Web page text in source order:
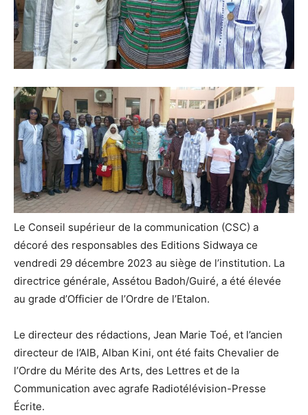
Le Conseil supérieur de la communication (CSC) a
décoré des responsables des Editions Sidwaya ce
vendredi 29 décembre 2023 au siège de l’institution. La
directrice générale, Assétou Badoh/Guiré, a été élevée
au grade d’Officier de l’Ordre de l’Etalon.
Le directeur des rédactions, Jean Marie Toé, et l’ancien
directeur de l’AIB, Alban Kini, ont été faits Chevalier de
l’Ordre du Mérite des Arts, des Lettres et de la
Communication avec agrafe Radiotélévision-Presse
Écrite.